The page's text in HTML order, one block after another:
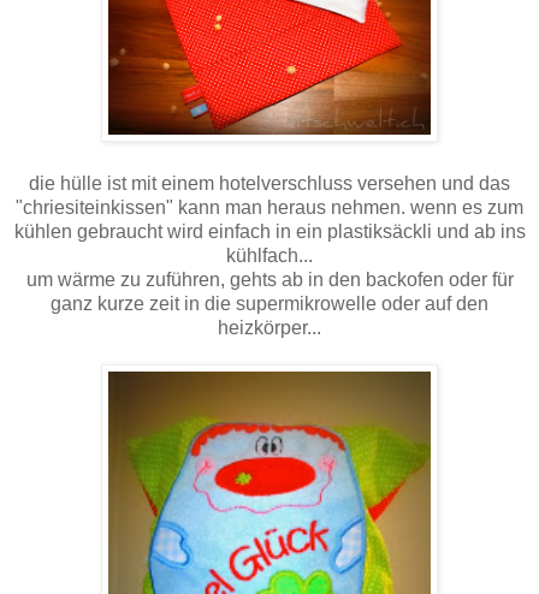
die hülle ist mit einem hotelverschluss versehen und das
"chriesiteinkissen" kann man heraus nehmen. wenn es zum
kühlen gebraucht wird einfach in ein plastiksäckli und ab ins
kühlfach...
um wärme zu zuführen, gehts ab in den backofen oder für
ganz kurze zeit in die supermikrowelle oder auf den
heizkörper...